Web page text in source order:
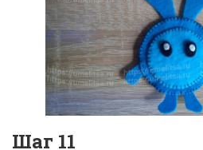
Шаг 11